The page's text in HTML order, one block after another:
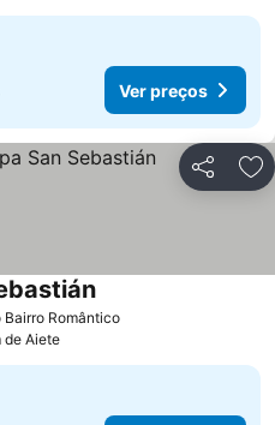
Ver preços
Partilhar
RomânticoVer preços
Ver preços
de Aiete